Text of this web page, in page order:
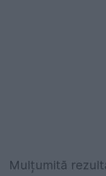
Mulțumită